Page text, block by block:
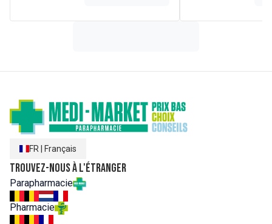
PHYTOSPHINGOSINE, POTASSIUM PHOSPHATE, SODIUM
FR Français
Trouvez-nous à l'étranger
Parapharmacie
Pharmacie